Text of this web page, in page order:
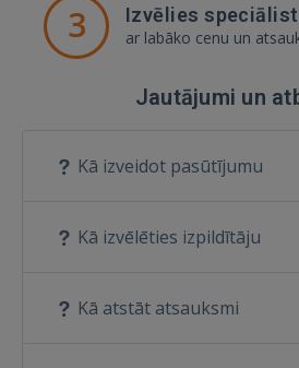
3 Izvēlies
ar labāko cenu un
Jautājumi un
Kā izveidot pasūtījumu
Kā izvēlēties izpildītāju
Kā atstāt atsauksmi